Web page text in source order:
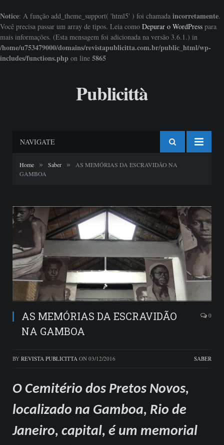
Notice: A função add_theme_support( 'html5' ) foi chamada incorretamente.
Você precisa passar um array de tipos. Leia como Depurar o WordPress para
mais informações. (Esta mensagem foi adicionada na versão 3.6.1.) in
/home/u753479000/domains/revistapublicitta.com.br/public_html/wp-
includes/functions.php on line 5865
Publicittà
NAVIGATE
Home » Saber »
AS MEMÓRIAS DA ESCRAVIDÃO NA
GAMBOA
AS MEMÓRIAS DA ESCRAVIDÃO
NA GAMBOA
0
BY REVISTA PUBLICITTA ON 03/12/2016 SABER
O Cemitério dos Pretos Novos,
localizado na Gamboa, Rio de
Janeiro, capital, é um memorial